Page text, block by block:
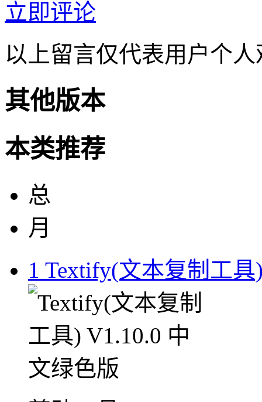
立即评论
以上留言仅代表用户个
其他版本
本类推荐
总
月
1 Textify(文本复制工